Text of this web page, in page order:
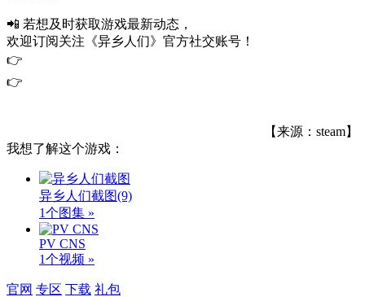
📲 若想及时获取游戏最新动态，
欢迎订阅关注《异乡人们》官方社交账号！
👉
👉
【来源：steam】
我想了解这个游戏：
异乡人们截图(9)
1个图集 »
PV CNS
1个视频 »
官网 专区 下载 礼包